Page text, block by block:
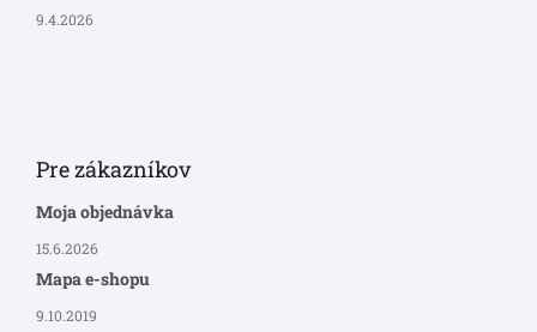
9.4.2026
Pre zákazníkov
Moja objednávka
15.6.2026
Mapa e-shopu
9.10.2019